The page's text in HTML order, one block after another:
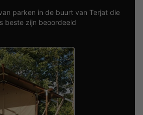
parken in de buurt van Terjat die
beste zijn beoordeeld